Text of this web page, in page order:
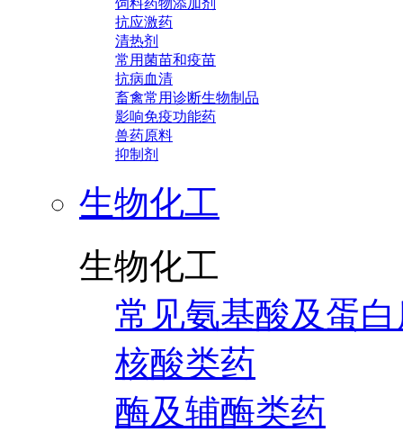
饲料药物添加剂
抗应激药
清热剂
常用菌苗和疫苗
抗病血清
畜禽常用诊断生物制品
影响免疫功能药
兽药原料
抑制剂
生物化工
生物化工
常见氨基酸及蛋
核酸类药
酶及辅酶类药